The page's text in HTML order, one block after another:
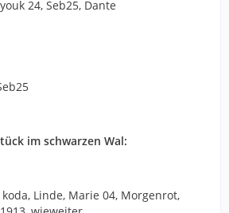
24, Seb25, Dante
im schwarzen Wal:
Linde, Marie 04, Morgenrot,